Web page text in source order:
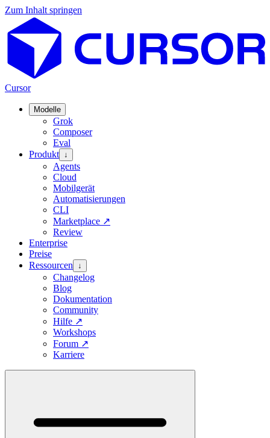
Zum Inhalt springen
Cursor
Modelle
Grok
Composer
Eval
Produkt ↓
Agents
Cloud
Mobilgerät
Automatisierungen
CLI
Marketplace ↗
Review
Enterprise
Preise
Ressourcen
↓
Changelog
Blog
Dokumentation
Community
Hilfe ↗
Workshops
Forum ↗
Karriere